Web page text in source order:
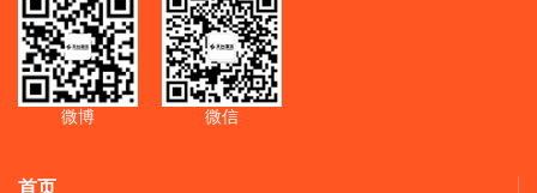
微博 微信
首页